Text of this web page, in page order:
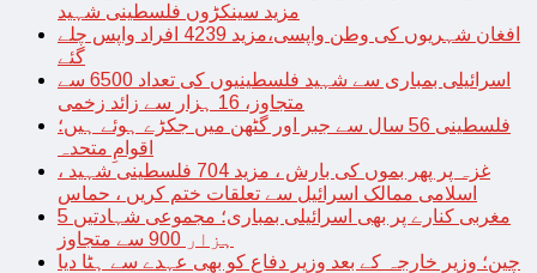
مزید سینکڑوں فلسطینی شہید
افغان شہریوں کی وطن واپسی،مزید 4239 افراد واپس چلے
گئے
اسرائیلی بمباری سے شہید فلسطینیوں کی تعداد 6500 سے
متجاوز، 16 ہزار سے زائد زخمی
فلسطینی 56 سال سے جبر اور گٹھن میں جکڑے ہوئے ہیں؛
اقوامِ متحدہ
غزہ پر پھر بموں کی بارش ، مزید 704 فلسطینی شہید ،
اسلامی ممالک اسرائیل سے تعلقات ختم کریں ، حماس
مغربی کنارے پر بھی اسرائیلی بمباری؛ مجموعی شہادتیں 5
ہزار 900 سے متجاوز
چین؛ وزیر خارجہ کے بعد وزیر دفاع کو بھی عہدے سے ہٹا دیا